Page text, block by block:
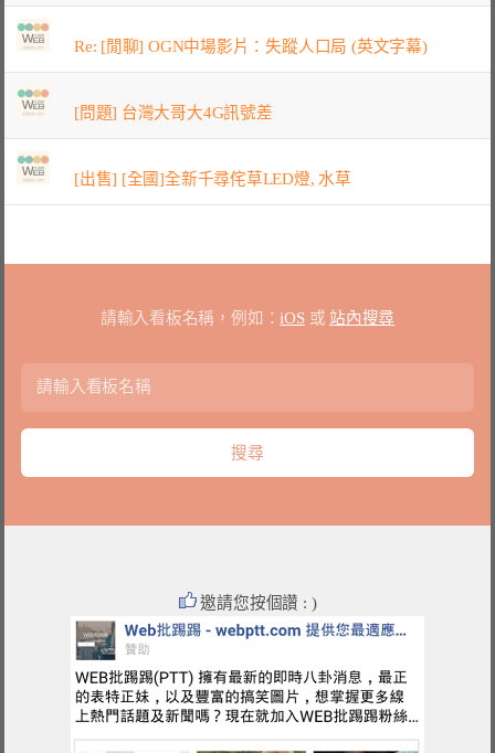
Re: [閒聊] OGN中場影片：失蹤人口局 (英文字幕)
[問題] 台灣大哥大4G訊號差
[出售] [全國]全新千尋侘草LED燈, 水草
請輸入看板名稱，例如： iOS或 站內搜尋
邀請您按個讚 : )